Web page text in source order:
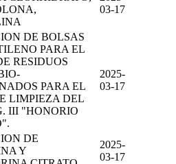
03-17
DE BOLSAS
PARA EL
RESIDUOS
PARA EL
LIMPIEZA DEL
III "HONORIO
2025-
03-17
DE
Y
2025-
03-17